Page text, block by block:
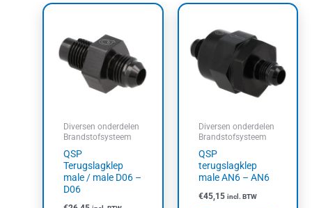
Diversen onderdelen
Brandstofsysteem
QSP
Terugslagklep
male / male D06 –
D06
Diversen onderdelen
Brandstofsysteem
QSP
terugslagklep
male AN6 – AN6
€45,15 incl. BTW